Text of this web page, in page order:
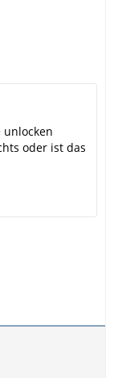
unlocken
oder ist das